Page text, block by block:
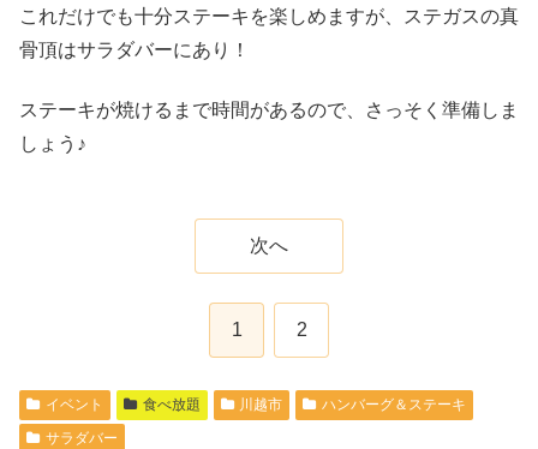
これだけでも十分ステーキを楽しめますが、ステガスの真
骨頂はサラダバーにあり！
ステーキが焼けるまで時間があるので、さっそく準備しま
しょう♪
次へ
1 2
イベント 食べ放題 川越市
ハンバーグ＆ステーキ
サラダバー